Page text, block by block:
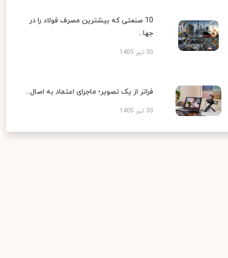
10 صنعتی که بیشترین مصرف فولاد را در
جها...
30 تیر 1405
فراتر از یک تصویر؛ ماجرای اعتماد به اصال...
30 تیر 1405